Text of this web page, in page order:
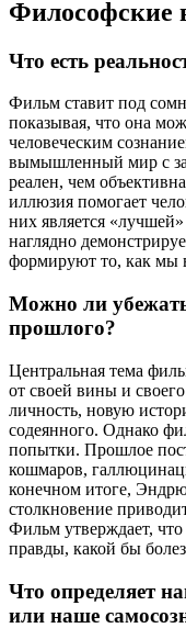
Философские
Что есть
Фильм ставит под
показывая, что она
человеческим
вымышленный мир с
реален, чем
иллюзия помогает
них является
наглядно
формируют то, как мы
Можно ли убежать
прошлого?
Центральная тема
от своей вины и
личность, новую
содеянного. Однако
попытки. Прошлое
кошмаров,
конечном итоге,
столкновение
Фильм утверждает,
правды, какой бы
Что определяет
или наше